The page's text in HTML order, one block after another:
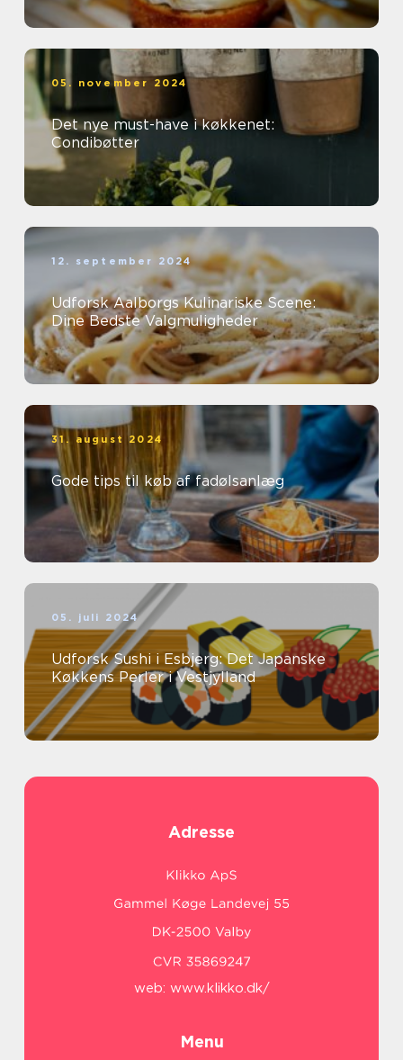
05. november 2024
Det nye must-have i køkkenet:
Condibøtter
12. september 2024
Udforsk Aalborgs Kulinariske Scene:
Dine Bedste Valgmuligheder
31. august 2024
Gode tips til køb af fadølsanlæg
05. juli 2024
Udforsk Sushi i Esbjerg: Det Japanske
Køkkens Perler i Vestjylland
Adresse
web: www.klikko.dk/
Menu